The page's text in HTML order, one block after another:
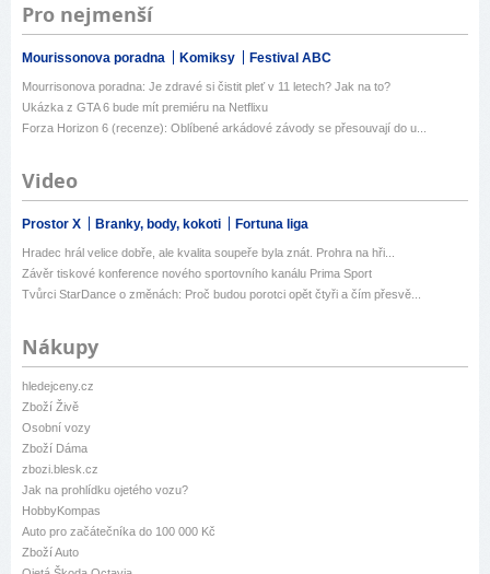
Pro nejmenší
Mourissonova poradna Komiksy Festival ABC
Mourrisonova poradna: Je zdravé si čistit pleť v 11 letech? Jak na to?
Ukázka z GTA 6 bude mít premiéru na Netflixu
Forza Horizon 6 (recenze): Oblíbené arkádové závody se přesouvají do u...
Video
Prostor X Branky, body, kokoti Fortuna liga
Hradec hrál velice dobře, ale kvalita soupeře byla znát. Prohra na hři...
Závěr tiskové konference nového sportovního kanálu Prima Sport
Tvůrci StarDance o změnách: Proč budou porotci opět čtyři a čím přesvě...
Nákupy
hledejceny.cz
Zboží Živě
Osobní vozy
Zboží Dáma
zbozi.blesk.cz
Jak na prohlídku ojetého vozu?
HobbyKompas
Auto pro začátečníka do 100 000 Kč
Zboží Auto